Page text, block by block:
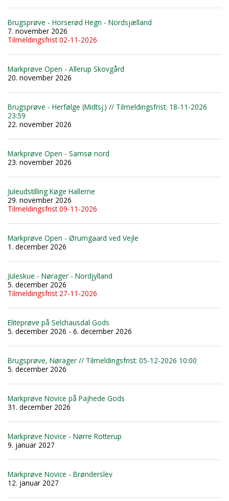
Brugsprøve - Horserød Hegn - Nordsjælland
7. november 2026
Tilmeldingsfrist 02-11-2026
Markprøve Open - Allerup Skovgård
20. november 2026
Brugsprøve - Herfølge (Midtsj.) // Tilmeldingsfrist: 18-11-2026
23:59
22. november 2026
Markprøve Open - Samsø nord
23. november 2026
Juleudstilling Køge Hallerne
29. november 2026
Tilmeldingsfrist 09-11-2026
Markprøve Open - Ørumgaard ved Vejle
1. december 2026
Juleskue - Nørager - Nordjylland
5. december 2026
Tilmeldingsfrist 27-11-2026
Eliteprøve på Selchausdal Gods
5. december 2026 - 6. december 2026
Brugsprøve, Nørager // Tilmeldingsfrist: 05-12-2026 10:00
5. december 2026
Markprøve Novice på Pajhede Gods
31. december 2026
Markprøve Novice - Nørre Rotterup
9. januar 2027
Markprøve Novice - Brønderslev
12. januar 2027